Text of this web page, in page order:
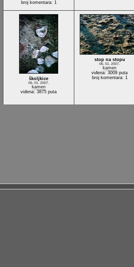
broj komentara: 1
školjkice
06. 01. 2007.
kamen
viđena: 3875 puta
stop na stopu
06. 01. 2007.
kamen
viđena: 3009 puta
broj komentara: 1